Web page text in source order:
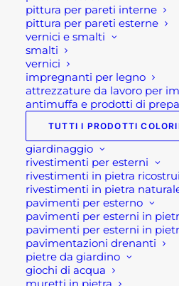
pittura per pareti interne
pittura per pareti esterne
vernici e smalti
smalti
vernici
impregnanti per legno
attrezzature da lavoro per
antimuffa e prodotti di
TUTTI I PRODOTTI
giardinaggio
rivestimenti per esterni
rivestimenti in pietra
rivestimenti in pietra
pavimenti per esterno
pavimenti per esterni in
pavimenti per esterni in
pavimentazioni drenanti
pietre da giardino
giochi di acqua
MAZZETTA OSCA DA
22,90€ - 26,70
22,90 €
a
26,70 €
GRIGLIE IN PVC CON
5,00€ -72,90€Fascia
di
prezzo:
da
a
72,90 €
Suggeriti
LASERLINER CUBUS
720,00 €
BIDONI
LATTA
30,00€ - 54,00€Fascia
di
SMALTO SINTETICO
19,00€ -61,90